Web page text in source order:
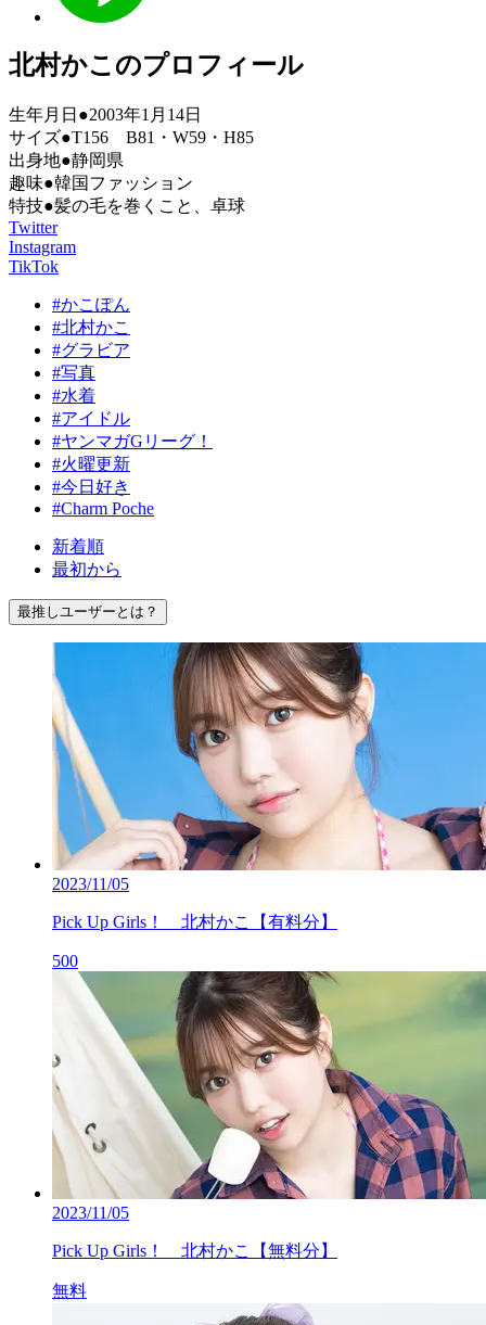
北村かこのプロフィール
生年月日●2003年1月14日
サイズ●T156 B81・W59・H85
出身地●静岡県
趣味●韓国ファッション
特技●髪の毛を巻くこと、卓球
Twitter
Instagram
TikTok
#かこぽん
#北村かこ
#グラビア
#写真
#水着
#アイドル
#ヤンマガGリーグ！
#火曜更新
#今日好き
#Charm Poche
新着順
最初から
最推しユーザーとは？
2023/11/05
Pick Up Girls！ 北村かこ【有料分】
500
2023/11/05
Pick Up Girls！ 北村かこ【無料分】
無料